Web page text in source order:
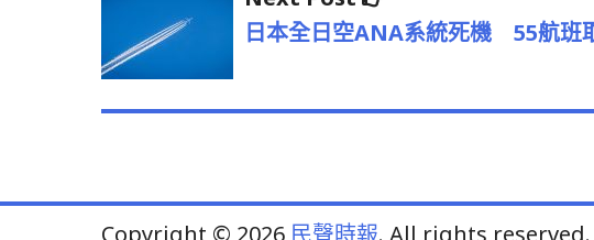
post:
日本全日空ANA系統死機 55航
Copyright © 2026 民聲時報. All rights reserved.